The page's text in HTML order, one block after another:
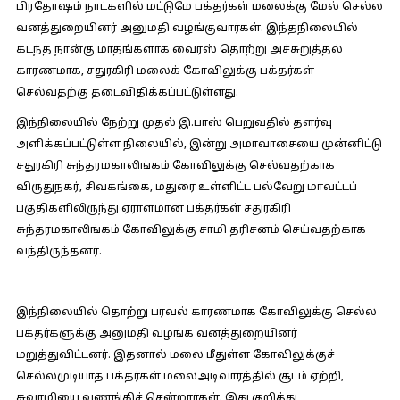
பிரதோஷம் நாட்களில் மட்டுமே பக்தர்கள் மலைக்கு மேல் செல்ல
வனத்துறையினர் அனுமதி வழங்குவார்கள். இந்தநிலையில்
கடந்த நான்கு மாதங்களாக வைரஸ் தொற்று அச்சுறுத்தல்
காரணமாக, சதுரகிரி மலைக் கோவிலுக்கு பக்தர்கள்
செல்வதற்கு தடைவிதிக்கப்பட்டுள்ளது.
இந்நிலையில் நேற்று முதல் இ.பாஸ் பெறுவதில் தளர்வு
அளிக்கப்பட்டுள்ள நிலையில், இன்று அமாவாசையை முன்னிட்டு
சதுரகிரி சுந்தரமகாலிங்கம் கோவிலுக்கு செல்வதற்காக
விருதுநகர், சிவகங்கை, மதுரை உள்ளிட்ட பல்வேறு மாவட்டப்
பகுதிகளிலிருந்து ஏராளமான பக்தர்கள் சதுரகிரி
சுந்தரமகாலிங்கம் கோவிலுக்கு சாமி தரிசனம் செய்வதற்காக
வந்திருந்தனர்.
இந்நிலையில் தொற்று பரவல் காரணமாக கோவிலுக்கு செல்ல
பக்தர்களுக்கு அனுமதி வழங்க வனத்துறையினர்
மறுத்துவிட்டனர். இதனால் மலை மீதுள்ள கோவிலுக்குச்
செல்லமுடியாத பக்தர்கள் மலைஅடிவாரத்தில் சூடம் ஏற்றி,